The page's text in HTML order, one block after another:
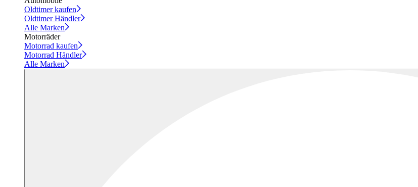
Oldtimer kaufen
Oldtimer Händler
Alle Marken
Motorräder
Motorrad kaufen
Motorrad Händler
Alle Marken